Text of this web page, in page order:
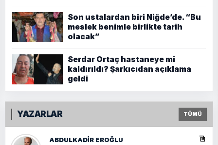
Son ustalardan biri Niğde’de. “Bu
meslek benimle birlikte tarih
olacak”
Serdar Ortaç hastaneye mi
kaldırıldı? Şarkıcıdan açıklama
geldi
YAZARLAR TÜMÜ
ABDULKADIR EROĞLU